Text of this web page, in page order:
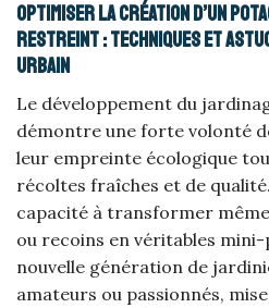
Optimiser la création d’un
restreint : techniques et
urbain
Le développement du
démontre une forte volonté
leur empreinte écologique
récoltes fraîches et de
capacité à transformer
ou recoins en véritables
nouvelle génération de
amateurs ou passionnés,